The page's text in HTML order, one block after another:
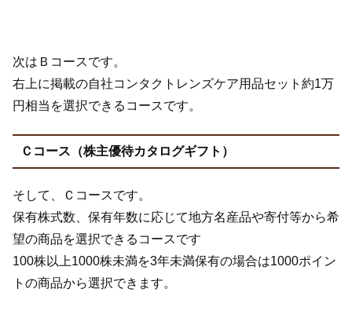
次はＢコースです。
右上に掲載の自社コンタクトレンズケア用品セット約1万
円相当を選択できるコースです。
Ｃコース（株主優待カタログギフト）
そして、Ｃコースです。
保有株式数、保有年数に応じて地方名産品や寄付等から希
望の商品を選択できるコースです
100株以上1000株未満を3年未満保有の場合は1000ポイン
トの商品から選択できます。